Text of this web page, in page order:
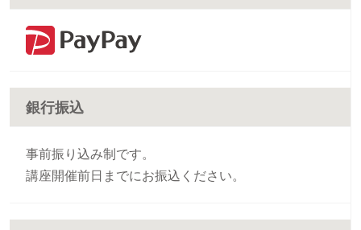
銀行振込
事前振り込み制です。
講座開催前日までにお振込ください。